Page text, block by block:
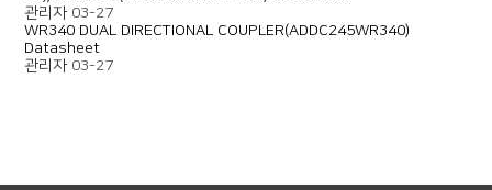
관리자 03-27
WR340 DUAL DIRECTIONAL COUPLER(ADDC245WR340)
Datasheet
관리자 03-27